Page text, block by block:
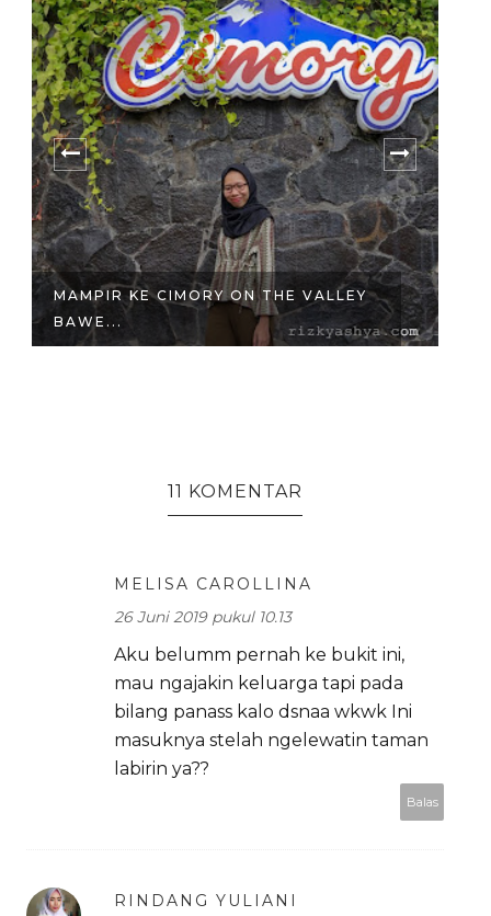
MAMPIR KE CIMORY ON THE VALLEY
BAWE...
11 KOMENTAR
MELISA CAROLLINA
26 Juni 2019 pukul 10.13
Aku belumm pernah ke bukit ini,
mau ngajakin keluarga tapi pada
bilang panass kalo dsnaa wkwk Ini
masuknya stelah ngelewatin taman
labirin ya??
Balas
RINDANG YULIANI